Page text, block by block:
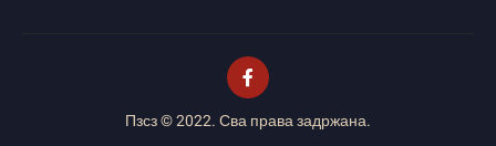
Пзсз © 2022. Сва права задржана.